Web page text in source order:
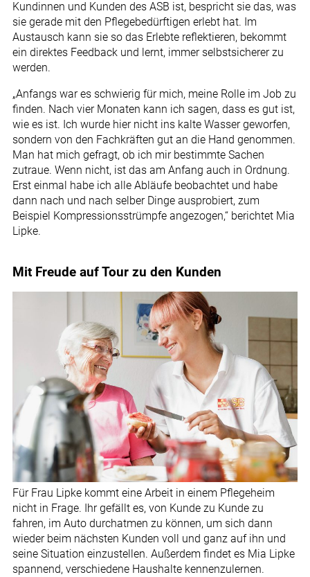
Kundinnen und Kunden des ASB ist, bespricht sie das, was
sie gerade mit den Pflegebedürftigen erlebt hat. Im
Austausch kann sie so das Erlebte reflektieren, bekommt
ein direktes Feedback und lernt, immer selbstsicherer zu
werden.
„Anfangs war es schwierig für mich, meine Rolle im Job zu
finden. Nach vier Monaten kann ich sagen, dass es gut ist,
wie es ist. Ich wurde hier nicht ins kalte Wasser geworfen,
sondern von den Fachkräften gut an die Hand genommen.
Man hat mich gefragt, ob ich mir bestimmte Sachen
zutraue. Wenn nicht, ist das am Anfang auch in Ordnung.
Erst einmal habe ich alle Abläufe beobachtet und habe
dann nach und nach selber Dinge ausprobiert, zum
Beispiel Kompressionsstrümpfe angezogen,“ berichtet Mia
Lipke.
Mit Freude auf Tour zu den Kunden
Für Frau Lipke kommt eine Arbeit in einem Pflegeheim
nicht in Frage. Ihr gefällt es, von Kunde zu Kunde zu
fahren, im Auto durchatmen zu können, um sich dann
wieder beim nächsten Kunden voll und ganz auf ihn und
seine Situation einzustellen. Außerdem findet es Mia Lipke
spannend, verschiedene Haushalte kennenzulernen.